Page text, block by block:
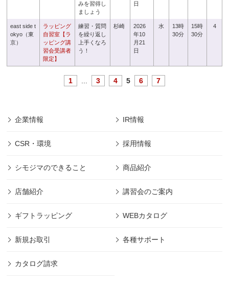
みを習得し
ましょう
日
east side t
okyo（東
京）
ラッピング
自習室【ラ
ッピング講
習会受講者
限定】
練習・質問
を繰り返し
上手くなろ
う！
杉崎
2026
年10
月21
日
水
13時
30分
15時
30分
4
1 3 4 5 6 7
企業情報 IR情報
CSR・環境 採用情報
シモジマのできること 商品紹介
店舗紹介 講習会のご案内
ギフトラッピング WEBカタログ
新規お取引 各種サポート
カタログ請求